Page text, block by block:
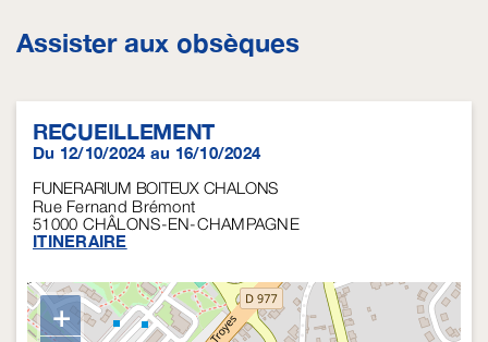
Assister aux obsèques
RECUEILLEMENT
Du 12/10/2024 au 16/10/2024
FUNERARIUM BOITEUX CHALONS
Rue Fernand Brémont
51000 CHÂLONS-EN-CHAMPAGNE
ITINERAIRE
+